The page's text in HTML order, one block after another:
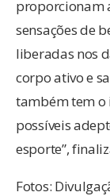
proporcionam
sensações de
liberadas nos
corpo ativo e
também tem o
possíveis
esporte”,
Fotos: